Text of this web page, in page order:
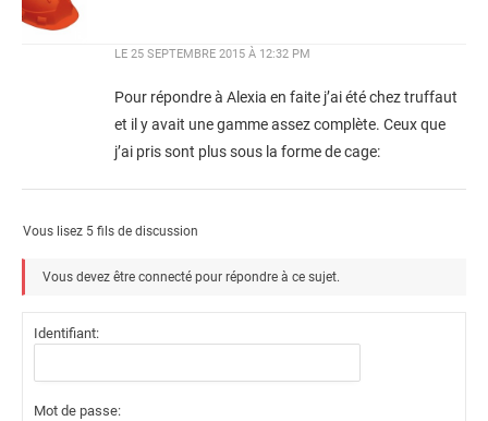
LE 25 SEPTEMBRE 2015 À 12:32 PM
Pour répondre à Alexia en faite j’ai été chez truffaut
et il y avait une gamme assez complète. Ceux que
j’ai pris sont plus sous la forme de cage:
Vous lisez 5 fils de discussion
Vous devez être connecté pour répondre à ce sujet.
Identifiant:
Mot de passe: